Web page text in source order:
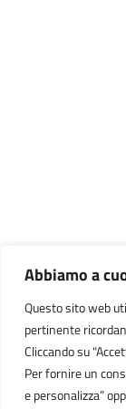
Abbiamo a
Questo sito web
pertinente
Cliccando su
Per fornire un
e personalizza”